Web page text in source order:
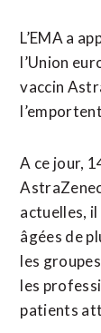
L’EMA a
l’Union
vaccin
A ce jour,
actuelles, il
âgées de
les
les
patients